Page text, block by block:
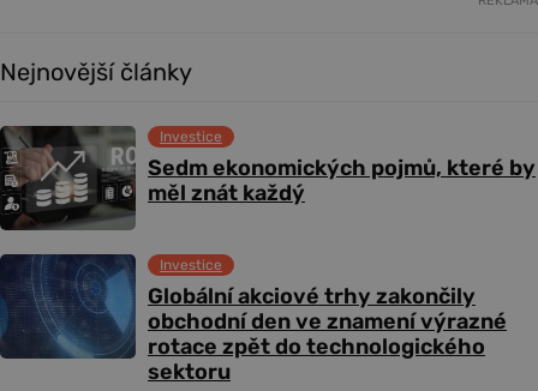
Nejnovější články
Sedm ekonomických pojmů, které by
měl znát každý
Investice
Globální akciové trhy zakončily
obchodní den ve znamení výrazné
rotace zpět do technologického
sektoru
Investice